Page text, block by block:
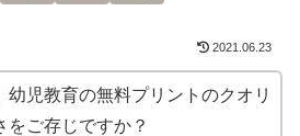
2021.06.23
幼児教育の無料プリントのクオリ
をご存じですか？